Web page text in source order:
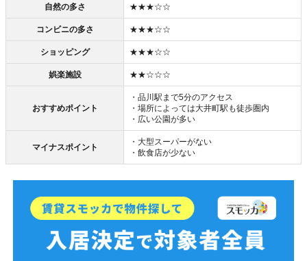
自然の多さ ★★★☆☆
コンビニの多さ ★★★☆☆
ショッピング ★★★☆☆
娯楽施設 ★★☆☆☆
おすすめポイント
・品川駅まで5分のアクセス
・場所によっては大井町駅も徒歩圏内
・広い公園が多い
マイナスポイント
・大型スーパーがない
・飲食店が少ない